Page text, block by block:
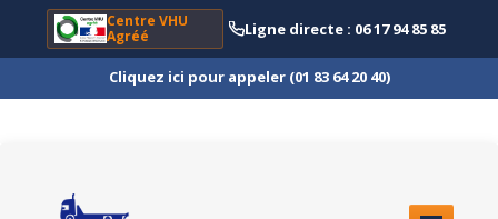
Centre VHU
Agréé
Ligne directe : 06 17 94 85 85
Cliquez ici pour appeler (01 83 64 20 40)